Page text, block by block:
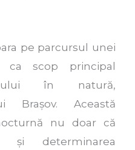
pe parcursul unei
scop principal
în natură,
Brașov. Această
nu doar că
și determinarea